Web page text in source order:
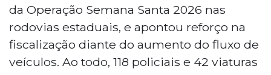
da Operação Semana Santa 2026 nas
rodovias estaduais, e apontou reforço na
fiscalização diante do aumento do fluxo de
veículos. Ao todo, 118 policiais e 42 viaturas